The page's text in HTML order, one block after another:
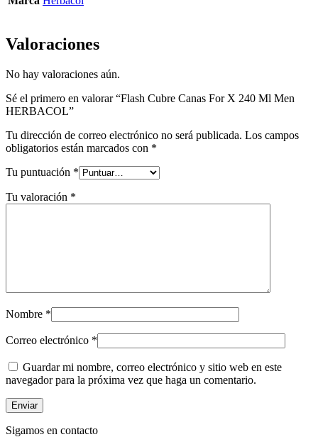
Valoraciones
No hay valoraciones aún.
Sé el primero en valorar “Flash Cubre Canas For X 240 Ml Men
HERBACOL”
Tu dirección de correo electrónico no será publicada. Los campos
obligatorios están marcados con *
Tu puntuación *
Tu valoración *
Nombre *
Correo electrónico *
Guardar mi nombre, correo electrónico y sitio web en este
navegador para la próxima vez que haga un comentario.
Sigamos en contacto